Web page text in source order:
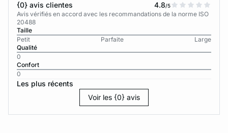
{0} avis clientes 4.8/5
Avis vérifiés en accord avec les recommandations de la norme ISO
20488
Taille
Petit
Parfaite
Large
Qualité
0
Confort
0
Les plus récents
Voir les {0} avis